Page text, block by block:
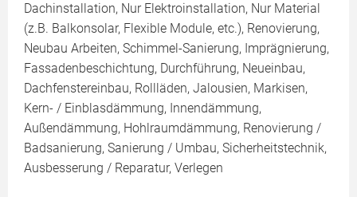
Dachinstallation, Nur Elektroinstallation, Nur Material
(z.B. Balkonsolar, Flexible Module, etc.), Renovierung,
Neubau Arbeiten, Schimmel-Sanierung, Imprägnierung,
Fassadenbeschichtung, Durchführung, Neueinbau,
Dachfenstereinbau, Rollläden, Jalousien, Markisen,
Kern- / Einblasdämmung, Innendämmung,
Außendämmung, Hohlraumdämmung, Renovierung /
Badsanierung, Sanierung / Umbau, Sicherheitstechnik,
Ausbesserung / Reparatur, Verlegen